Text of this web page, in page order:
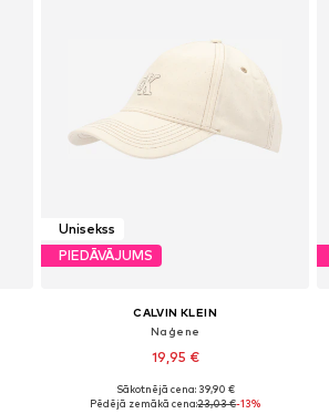
Unisekss
PIEDĀVĀJUMS
CALVIN KLEIN
Naģene
19,95 €
Pieejamie izmēri: 55-60
Sākotnējā cena: 39,90 €
Pēdējā zemākā cena:23,03 €-13%